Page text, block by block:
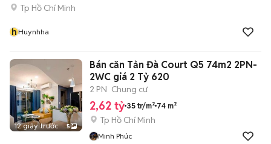
Tp Hồ Chí Minh
hHuynhha
12 giây trước 5
Bán căn Tản Đà Court Q5 74m2 2PN-
2WC giá 2 Tỷ 620
2 PN Chung cư
2,62 tỷ 35 tr/m² 74 m²
Tp Hồ Chí Minh
Minh Phúc